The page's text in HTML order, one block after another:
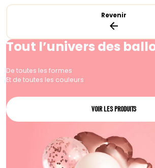
Revenir
Tout l’univers des
De toutes les formes
Et de toutes les couleurs
VOIR LES PRODUITS